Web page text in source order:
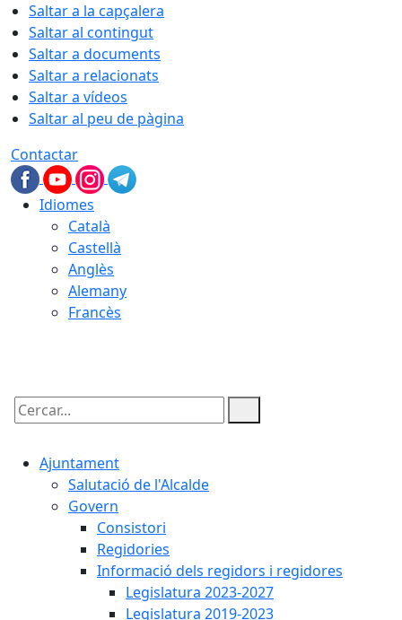
Saltar a la capçalera
Saltar al contingut
Saltar a documents
Saltar a relacionats
Saltar a vídeos
Saltar al peu de pàgina
Contactar
Idiomes
Català
Castellà
Anglès
Alemany
Francès
Cercar:
Ajuntament
Salutació de l'Alcalde
Govern
Consistori
Regidories
Informació dels regidors i regidores
Legislatura 2023-2027
Legislatura 2019-2023